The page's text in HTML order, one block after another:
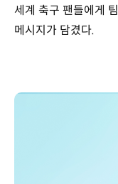
세계 축구 팬들에게
메시지가 담겼다.